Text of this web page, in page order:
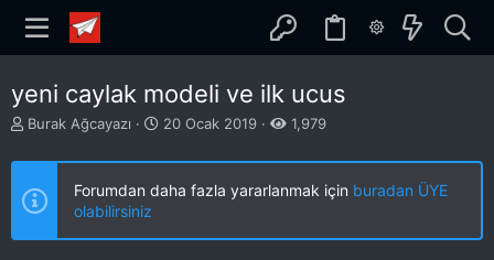
yeni caylak modeli ve ilk ucus
K
n
u
u
Burak Ağcayazı
B
ş
a
g
20 Ocak 2019 1,979
Forumdan daha fazla yararlanmak için buradan ÜYE
olabilirsiniz